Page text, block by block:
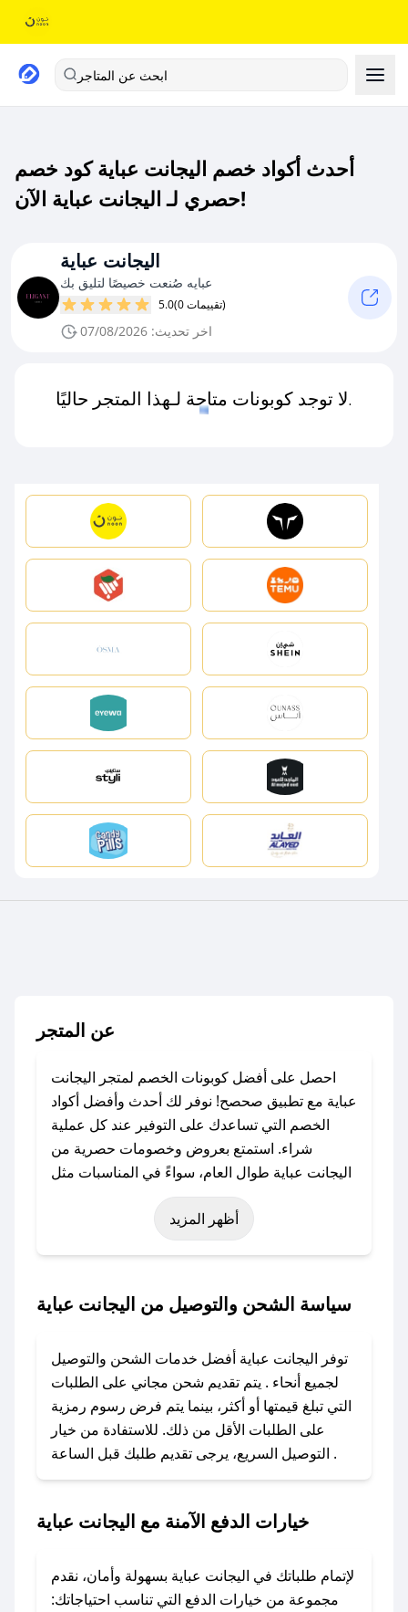
ابحث عن المتاجر
أحدث أكواد خصم اليجانت عباية كود خصم
حصري لـ اليجانت عباية الآن!
اليجانت عباية
عبايه صُنعت خصيصًا لتليق بك
5.0 (0 تقييمات)
اخر تحديث: 07/08/2026
لا توجد كوبونات متاحة لـهذا المتجر حاليًا.
عن المتجر
احصل على أفضل كوبونات الخصم لمتجر اليجانت
عباية مع تطبيق صحصح! نوفر لك أحدث وأفضل أكواد
الخصم التي تساعدك على التوفير عند كل عملية
شراء. استمتع بعروض وخصومات حصرية من
اليجانت عباية طوال العام، سواءً في المناسبات مثل
عيد الفطر، عيد الأضحى، الجمعة البيضاء (شهر
نوفمبر)، رمضان، اليوم الوطني، يوم التأسيس، أو
حتى عروض خاصة أخرى.
باستخدام تطبيق صحصح، يمكنك العثور بسهولة على
الكوبون، تواصل معنا عبر تويتر أو البريد الإلكتروني
لإضافته بسرعة.
### كيفية استخدام كود خصم اليجانت عباية؟
1. انسخ كود الخصم من تطبيق صحصح.
2. الصقه في خانة الدفع عند التسوق من اليجانت
لا تقلق! يمكنك التواصل مع فريق دعم صحصح عبر
الرسائل الخاصة على تويتر أو البريد الإلكتروني،
أظهر المزيد
سياسة الشحن والتوصيل من اليجانت عباية
توفر اليجانت عباية أفضل خدمات الشحن والتوصيل
لجميع أنحاء . يتم تقديم شحن مجاني على الطلبات
التي تبلغ قيمتها أو أكثر، بينما يتم فرض رسوم رمزية
على الطلبات الأقل من ذلك. للاستفادة من خيار
التوصيل السريع، يرجى تقديم طلبك قبل الساعة .
خيارات الدفع الآمنة مع اليجانت عباية
لإتمام طلباتك في اليجانت عباية بسهولة وأمان، نقدم
مجموعة من خيارات الدفع التي تناسب احتياجاتك: